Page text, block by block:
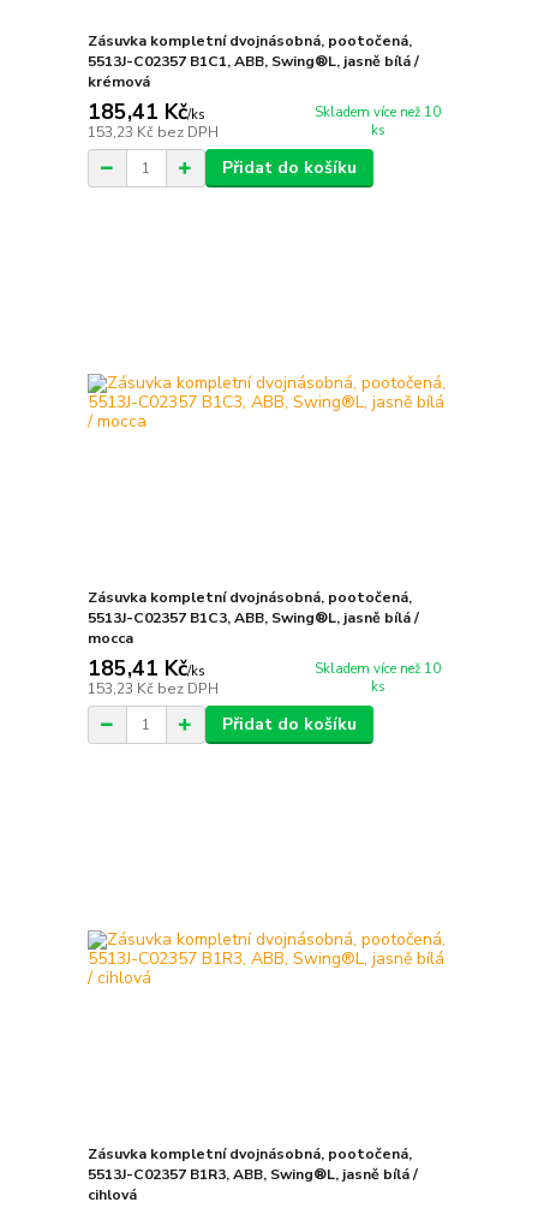
Zásuvka kompletní dvojnásobná, pootočená,
5513J-C02357 B1C1, ABB, Swing®L, jasně bílá /
krémová
185,41 Kč/ks
153,23 Kč bez DPH
Skladem více než 10
ks
Přidat do košíku
Zásuvka kompletní dvojnásobná, pootočená,
5513J-C02357 B1C3, ABB, Swing®L, jasně bílá /
mocca
185,41 Kč/ks
153,23 Kč bez DPH
Skladem více než 10
ks
Přidat do košíku
Zásuvka kompletní dvojnásobná, pootočená,
5513J-C02357 B1R3, ABB, Swing®L, jasně bílá /
cihlová